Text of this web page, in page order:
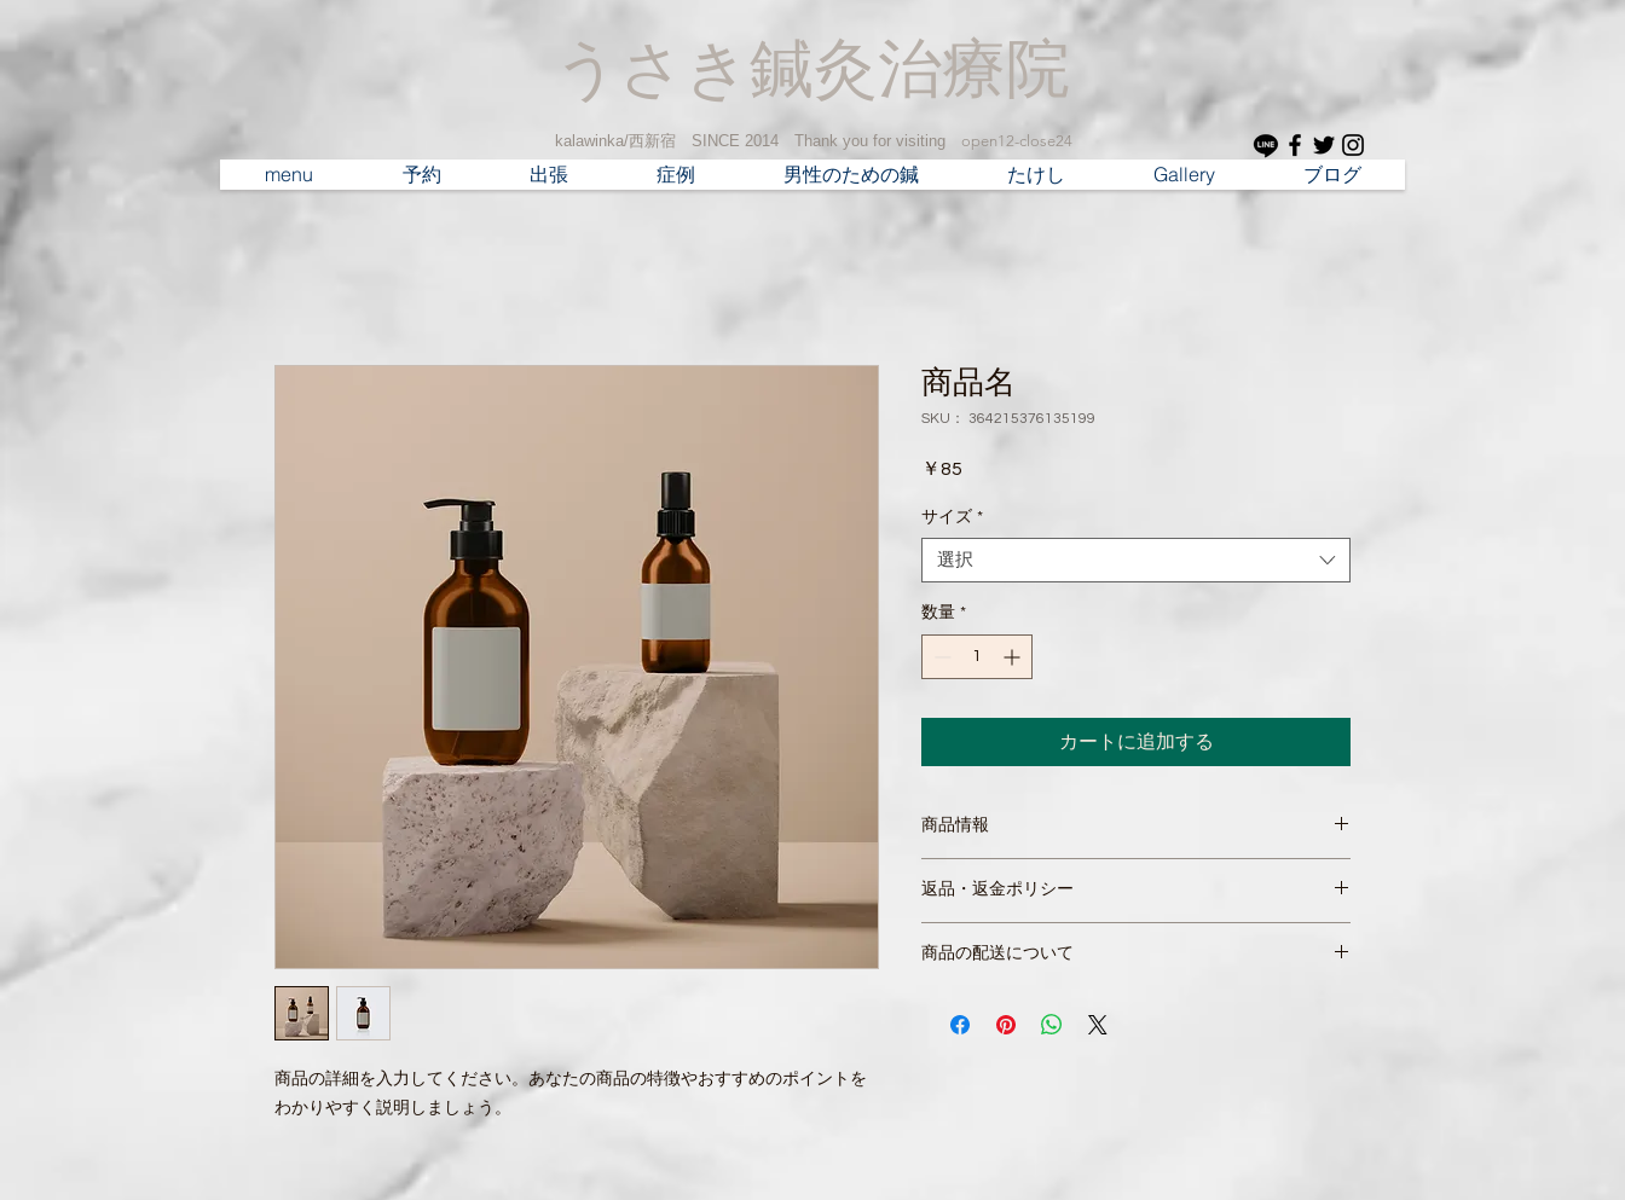
うさき鍼灸治療院
kalawinka/西新宿 SINCE 2014​ Thank you for visiting open12-close24
menu 予約 出張 症例 男性のための鍼 たけし Gallery ブログ
商品の詳細を入力してください。あなたの商品の特徴やおすすめのポイントを
わかりやすく説明しましょう。
商品名
SKU： 364215376135199
￥85
サイズ *
選択
数量 *
カートに追加する
商品情報
明に加え、商品の特徴やおすすめのポイントなどを説明
しましょう。
返品・返金ポリシー
満足しなかった場合や、不備があった場合に行う手続き
顧客からの信頼を獲得し、安心して商品を購入していた
だけます。
商品の配送について
する情報を入力してください。配送情報を明確にするこ